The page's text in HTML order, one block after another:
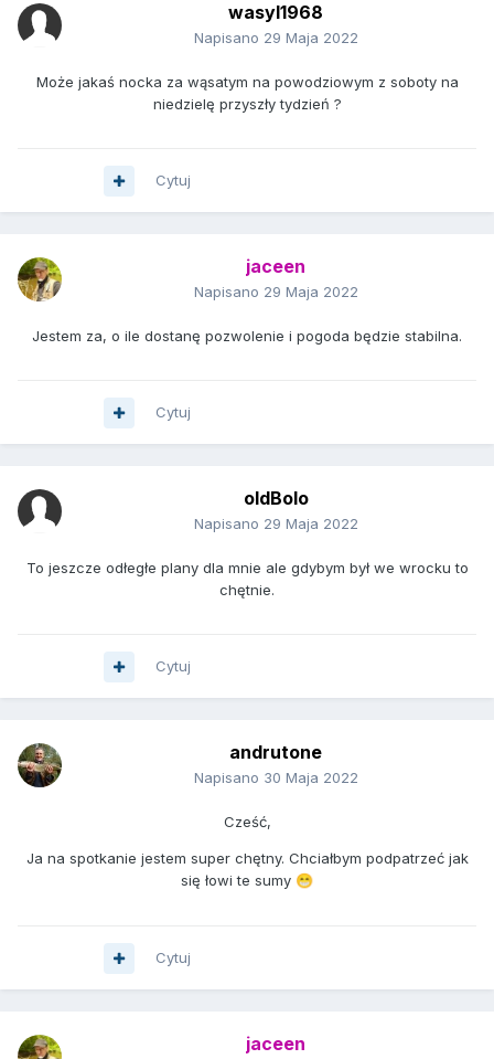
wasyl1968
Napisano 29 Maja 2022
Może jakaś nocka za wąsatym na powodziowym z soboty na
niedzielę przyszły tydzień ?
Cytuj
jaceen
Napisano 29 Maja 2022
Jestem za, o ile dostanę pozwolenie i pogoda będzie stabilna.
Cytuj
oldBolo
Napisano 29 Maja 2022
To jeszcze odłegłe plany dla mnie ale gdybym był we wrocku to
chętnie.
Cytuj
andrutone
Napisano 30 Maja 2022
Cześć,
Ja na spotkanie jestem super chętny. Chciałbym podpatrzeć jak
się łowi te sumy 😁
Cytuj
jaceen